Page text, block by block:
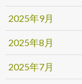
2025年9月
2025年8月
2025年7月